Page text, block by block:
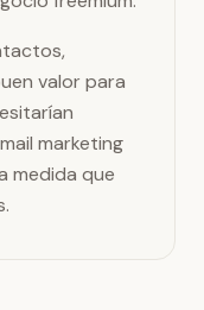
valor para
marketing
medida que